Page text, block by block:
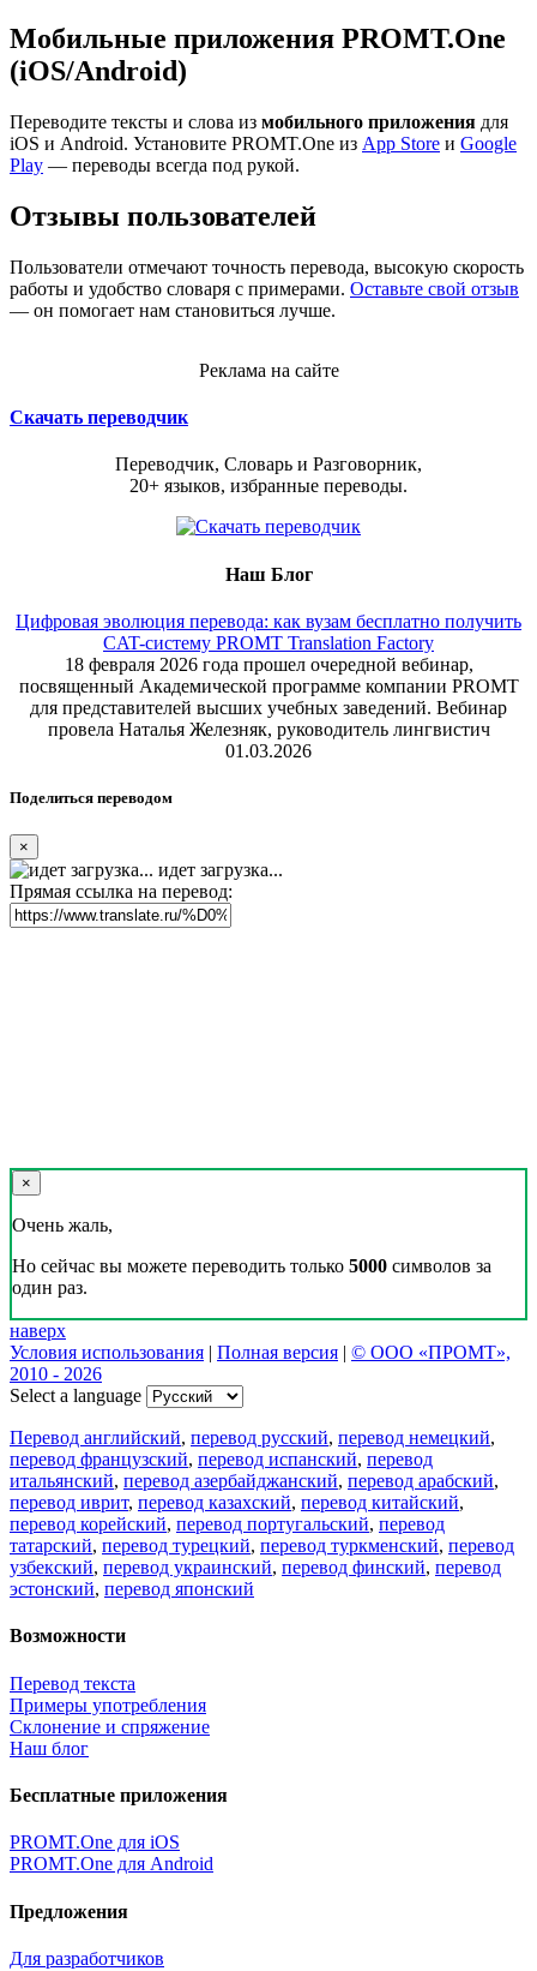
Мобильные приложения PROMT.One
(iOS/Android)
Переводите тексты и слова из мобильного приложения для
iOS и Android. Установите PROMT.One из App Store и Google
Play — переводы всегда под рукой.
Отзывы пользователей
Пользователи отмечают точность перевода, высокую скорость
работы и удобство словаря с примерами. Оставьте свой отзыв
— он помогает нам становиться лучше.
Реклама на сайте
Скачать переводчик
Переводчик, Словарь и Разговорник,
20+ языков, избранные переводы.
Наш Блог
Цифровая эволюция перевода: как вузам бесплатно получить
CAT-систему PROMT Translation Factory
18 февраля 2026 года прошел очередной вебинар,
посвященный Академической программе компании PROMT
для представителей высших учебных заведений. Вебинар
провела Наталья Железняк, руководитель лингвистич
01.03.2026
Поделиться переводом
×
идет загрузка...
Прямая ссылка на перевод:
×
Очень жаль,
Но сейчас вы можете переводить только 5000 символов за
один раз.
наверх
Условия использования | Полная версия | © ООО «ПРОМТ»,
2010 - 2026
Select a language
Перевод английский, перевод русский, перевод немецкий,
перевод французский, перевод испанский, перевод
итальянский, перевод азербайджанский, перевод арабский,
перевод иврит, перевод казахский, перевод китайский,
перевод корейский, перевод португальский, перевод
татарский, перевод турецкий, перевод туркменский, перевод
узбекский, перевод украинский, перевод финский, перевод
эстонский, перевод японский
Возможности
Перевод текста
Примеры употребления
Склонение и спряжение
Наш блог
Бесплатные приложения
PROMT.One для iOS
PROMT.One для Android
Предложения
Для разработчиков